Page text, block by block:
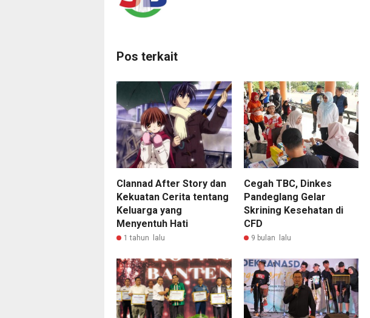
Pos terkait
Clannad After Story dan
Kekuatan Cerita tentang
Keluarga yang
Menyentuh Hati
1 tahun lalu
Cegah TBC, Dinkes
Pandeglang Gelar
Skrining Kesehatan di
CFD
9 bulan lalu